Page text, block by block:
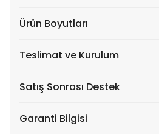
Ürün Boyutları
Teslimat ve Kurulum
Satış Sonrası Destek
Garanti Bilgisi